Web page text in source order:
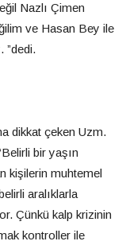
Nazlı Çimen
ve Hasan Bey ile
”dedi.
dikkat çeken Uzm.
bir yaşın
kişilerin muhtemel
aralıklarla
Çünkü kalp krizinin
kontroller ile